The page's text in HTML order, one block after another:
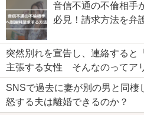
音信不通の不倫相手
必見！請求方法を弁
突然別れを宣告し、連絡すると
主張する女性 そんなのってア
SNSで過去に妻が別の男と同
怒する夫は離婚できるのか？